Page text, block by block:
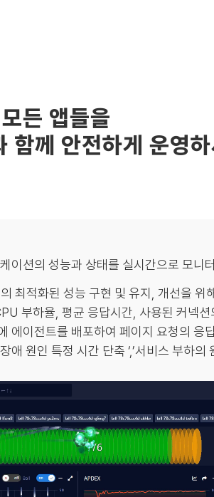
든 앱들을
께 안전하게 운영하
이션의 성능과 상태를 실시간으로 모니
최적화된 성능 구현 및 유지, 개선을 위
부하율, 평균 응답시간, 사용된 커넥션
에이전트를 배포하여 페이지 요청의 응
애 원인 특정 시간 단축 ‘,’서비스 부하